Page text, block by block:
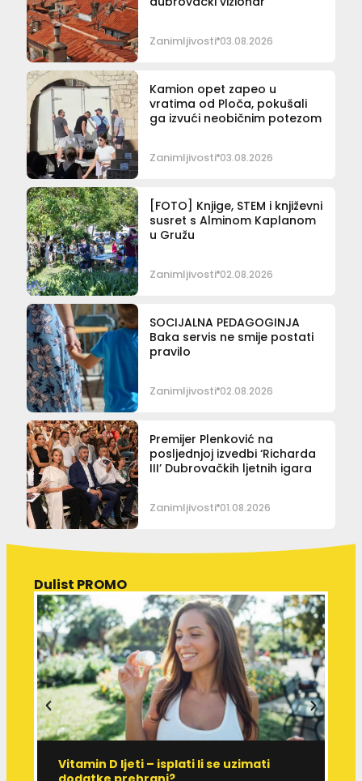
Zanimljivosti 03.08.2026
Kamion opet zapeo u
vratima od Ploča, pokušali
ga izvući neobičnim potezom
Zanimljivosti 03.08.2026
[FOTO] Knjige, STEM i književni
susret s Alminom Kaplanom
u Gružu
Zanimljivosti 02.08.2026
SOCIJALNA PEDAGOGINJA
Baka servis ne smije postati
pravilo
Zanimljivosti 02.08.2026
Premijer Plenković na
posljednjoj izvedbi ‘Richarda
III’ Dubrovačkih ljetnih igara
Zanimljivosti 01.08.2026
Dulist PROMO
Vitamin D ljeti – isplati li se uzimati